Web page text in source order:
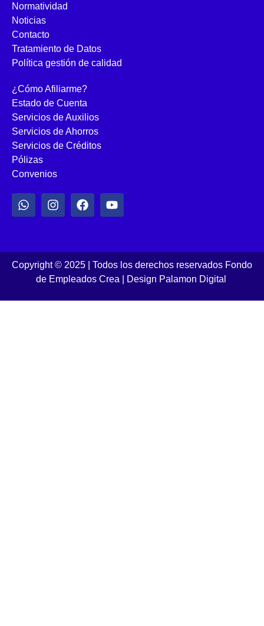
Normatividad
Noticias
Contacto
Tratamiento de Datos
Política gestión de calidad
¿Cómo Afiliarme?
Estado de Cuenta
Servicios de Auxilios
Servicios de Ahorros
Servicios de Créditos
Pólizas
Convenios
Copyright © 2025 | Todos los derechos reservados Fondo
de Empleados Crea
Design Palamon Digital